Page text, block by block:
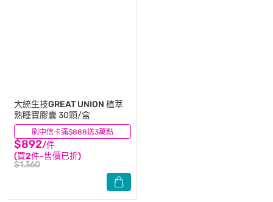
刷中信卡滿$888送3萬點
大統生技GREAT UNION 植萃
熟睡寶膠囊 30顆/盒
$892/件
(買2件-售價已折)
$1,360
(1)